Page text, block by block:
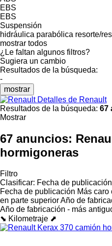
EBS
EBS
Suspensión
hidráulica parabólica resorte/
mostrar todos
¿Le faltan algunos filtros?
Sugiera un cambio
Resultados de la búsqueda:
-
mostrar
Detalles de Renault
Resultados de la búsqueda: 67
Mostrar
67 anuncios:
hormigoneras
Filtro
Clasificar: Fecha de publicación
Fecha de publicación Más caro
en parte superiorAño de
Año de fabricación - más
⬊ Kilometraje ⬈